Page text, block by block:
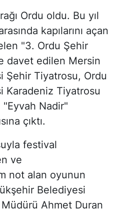
Ordu oldu. Bu yıl
kapılarını açan
"3. Ordu Şehir
davet edilen Mersin
Şehir Tiyatrosu, Ordu
Karadeniz Tiyatrosu
"Eyvah Nadir"
çıktı.
festival
ve
not alan oyunun
Belediyesi
Ahmet Duran